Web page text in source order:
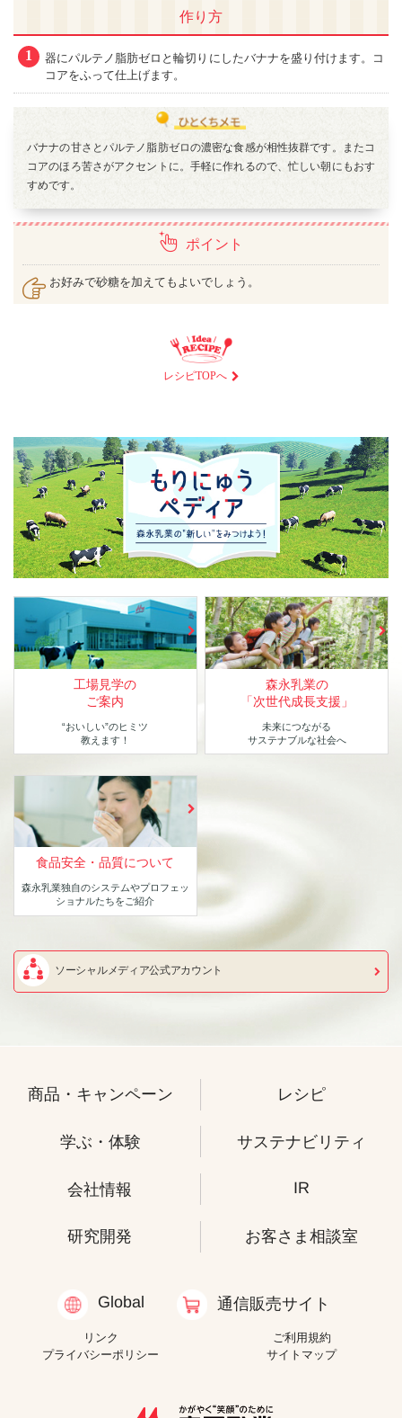
作り方
1
器にパルテノ脂肪ゼロと輪切りにしたバナナを盛り付けます。コ
コアをふって仕上げます。
バナナの甘さとパルテノ脂肪ゼロの濃密な食感が相性抜群です。またコ
コアのほろ苦さがアクセントに。手軽に作れるので、忙しい朝にもおす
すめです。
ポイント
お好みで砂糖を加えてもよいでしょう。
レシピTOPへ
工場見学の
ご案内
“おいしい”のヒミツ
教えます！
森永乳業の
「次世代成長支援」
未来につながる
サステナブルな社会へ
食品安全・品質について
森永乳業独自のシステムやプロフェッ
ショナルたちをご紹介
ソーシャルメディア公式アカウント
商品・キャンペーン レシピ
学ぶ・体験 サステナビリティ
会社情報 IR
研究開発 お客さま相談室
Global 通信販売サイト
リンク
ご利用規約
プライバシーポリシー
サイトマップ